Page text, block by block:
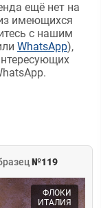
ещё нет на
имеющихся
с нашим
WhatsApp),
№119
ФЛОКИ
ИТАЛИЯ